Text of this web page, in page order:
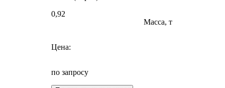
0,92
Масса, т
Цена:
по запросу